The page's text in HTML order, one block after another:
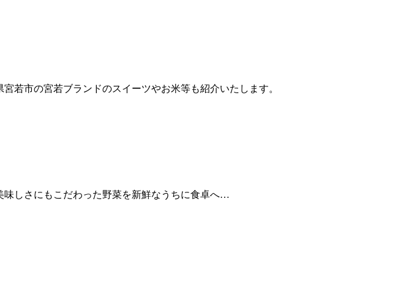
若市の宮若ブランドのスイーツやお米等も紹介いたします。
しさにもこだわった野菜を新鮮なうちに食卓へ…